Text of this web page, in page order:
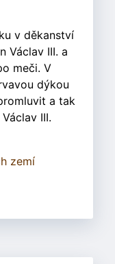
v děkanství
Václav III. a
meči. V
dýkou
a tak
III.
zemí